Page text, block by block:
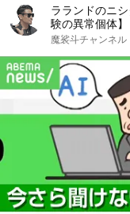
ラランドのニ
験の異常個体】
魔裟斗チャンネル